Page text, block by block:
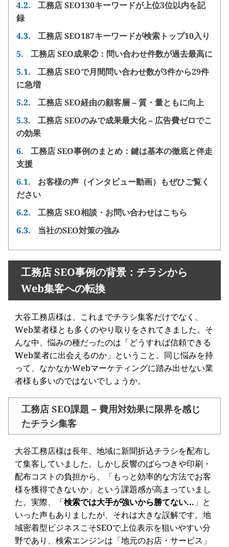
4.2.
工務店 SEO130キーワードが上位3位以内を記
録
4.3.
工務店 SEO187キーワードが検索トップ10入り
5.
工務店 SEO成果②：問い合わせ件数が過去最高に
5.1.
工務店 SEOで月間問い合わせ数が3件から29件
に急増
5.2.
工務店 SEO経由の顧客層 – 質・量ともに向上
5.3.
工務店 SEOのみで成果最大化 – 広告費ゼロでこ
の効果
6.
工務店 SEO事例のまとめ：鍵は基本の徹底と伴走
支援
6.1.
お客様の声（インタビュー動画）もぜひご覧く
ださい
6.2.
工務店 SEO相談・お問い合わせはこちら
6.3.
当社のSEO対策の強み
工務店 SEO事例の背景：チラシから
Web集客への転換
大谷工務店様は、これまでチラシ集客だけでなく、
Web業者様とも多くのやり取りをされてきました。そ
んな中、悩みの種だったのは「どうすれば信頼できる
Web業者に出会えるのか」ということ。同じ悩みを持
って、なかなかWebマーケティングに踏み出せない業
者様も多いのではないでしょうか。
工務店 SEO課題 – 費用対効果に限界を感じ
たチラシ集客
大谷工務店様は長年、地域に新聞折込チラシを配布し
て集客していました。しかし反響のばらつきや印刷・
配布コストの負担から、「もっと効率的な方法でお客
様を獲得できないか」という課題感が高まっていまし
た。実際、「検索では大手が強いから勝てない… 」と
いった声もありましたが、それは大きな誤解です。地
域密着型ビジネスこそSEOで上位表示を狙いやすい分
野であり、検索エンジンは「地元のお店・サービス」